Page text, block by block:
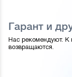
Гарант и
Нас рекомендуют. К
возвращаются.